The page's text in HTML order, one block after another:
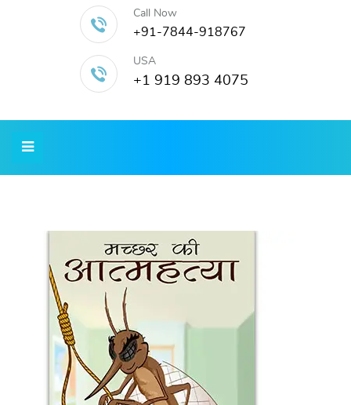
Call Now
+91-7844-918767
USA
+1 919 893 4075